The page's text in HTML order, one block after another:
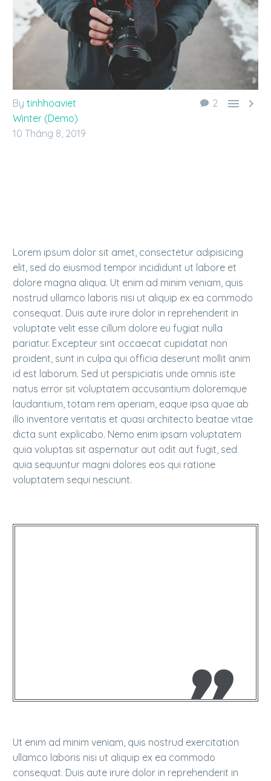
2  
By tinhhoaviet
Winter (Demo)
10 Tháng 8, 2019
Lorem ipsum dolor sit amet, consectetur adipisicing
elit, sed do eiusmod tempor incididunt ut labore et
dolore magna aliqua. Ut enim ad minim veniam, quis
nostrud ullamco laboris nisi ut aliquip ex ea commodo
consequat. Duis aute irure dolor in reprehenderit in
voluptate velit esse cillum dolore eu fugiat nulla
pariatur. Excepteur sint occaecat cupidatat non
proident, sunt in culpa qui officia deserunt mollit anim
id est laborum. Sed ut perspiciatis unde omnis iste
natus error sit voluptatem accusantium doloremque
laudantium, totam rem aperiam, eaque ipsa quae ab
illo inventore veritatis et quasi architecto beatae vitae
dicta sunt explicabo. Nemo enim ipsam voluptatem
quia voluptas sit aspernatur aut odit aut fugit, sed
quia sequuntur magni dolores eos qui ratione
voluptatem sequi nesciunt.
Ut enim ad minim veniam, quis nostrud exercitation
ullamco laboris nisi ut aliquip ex ea commodo
consequat. Duis aute irure dolor in reprehenderit in